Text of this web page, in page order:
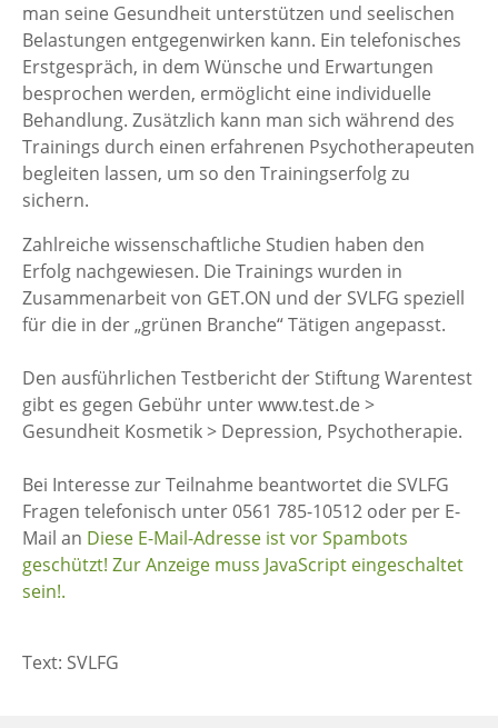
man seine Gesundheit unterstützen und seelischen
Belastungen entgegenwirken kann. Ein telefonisches
Erstgespräch, in dem Wünsche und Erwartungen
besprochen werden, ermöglicht eine individuelle
Behandlung. Zusätzlich kann man sich während des
Trainings durch einen erfahrenen Psychotherapeuten
begleiten lassen, um so den Trainingserfolg zu
sichern.
Zahlreiche wissenschaftliche Studien haben den
Erfolg nachgewiesen. Die Trainings wurden in
Zusammenarbeit von GET.ON und der SVLFG speziell
für die in der „grünen Branche“ Tätigen angepasst.
Den ausführlichen Testbericht der Stiftung Warentest
gibt es gegen Gebühr unter www.test.de >
Gesundheit Kosmetik > Depression, Psychotherapie.
Bei Interesse zur Teilnahme beantwortet die SVLFG
Fragen telefonisch unter 0561 785-10512 oder per E-
Mail an Diese E-Mail-Adresse ist vor Spambots
geschützt! Zur Anzeige muss JavaScript eingeschaltet
sein!.
Text: SVLFG